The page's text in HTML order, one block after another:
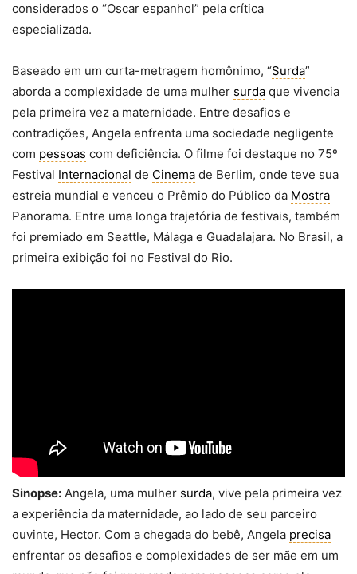
considerados o “Oscar espanhol” pela crítica
especializada.
Baseado em um curta-metragem homônimo, “Surda”
aborda a complexidade de uma mulher surda que vivencia
pela primeira vez a maternidade. Entre desafios e
contradições, Angela enfrenta uma sociedade negligente
com pessoas com deficiência. O filme foi destaque no 75º
Festival Internacional de Cinema de Berlim, onde teve sua
estreia mundial e venceu o Prêmio do Público da Mostra
Panorama. Entre uma longa trajetória de festivais, também
foi premiado em Seattle, Málaga e Guadalajara. No Brasil, a
primeira exibição foi no Festival do Rio.
Sinopse: Angela, uma mulher surda, vive pela primeira vez
a experiência da maternidade, ao lado de seu parceiro
ouvinte, Hector. Com a chegada do bebê, Angela precisa
enfrentar os desafios e complexidades de ser mãe em um